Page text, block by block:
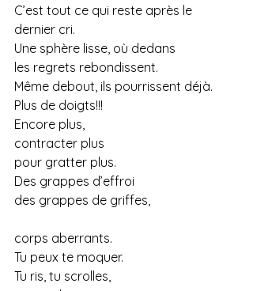
C’est tout ce qui reste après le
dernier cri.
Une sphère lisse, où dedans
les regrets rebondissent.
Même debout, ils pourrissent déjà.
Plus de doigts!!!
Encore plus,
contracter plus
pour gratter plus.
Des grappes d’effroi
des grappes de griffes,
corps aberrants.
Tu peux te moquer.
Tu ris, tu scrolles,